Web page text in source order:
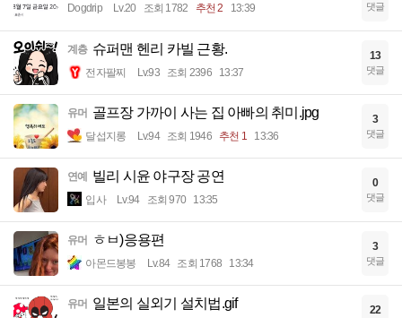
Dogdrip Lv.20 조회 1782 추천 2 13:39 댓글
계층 슈퍼맨 헨리 카빌 근황.
전자팔찌 Lv.93 조회 2396 13:37
13
댓글
유머 골프장 가까이 사는 집 아빠의 취미.jpg
달섭지롱 Lv.94 조회 1946 추천 1 13:36
3
댓글
연예 빌리 시윤 야구장 공연
입사 Lv.94 조회 970 13:35
0
댓글
유머 ㅎㅂ)응용편
아몬드봉봉 Lv.84 조회 1768 13:34
3
댓글
유머 일본의 실외기 설치법.gif 22